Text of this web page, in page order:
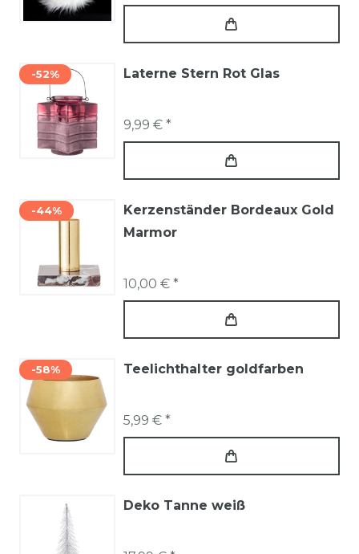
-52% Laterne Stern Rot Glas
9,99 € *
-44%
Kerzenständer Bordeaux Gold
Marmor
10,00 € *
-58% Teelichthalter goldfarben
5,99 € *
Deko Tanne weiß